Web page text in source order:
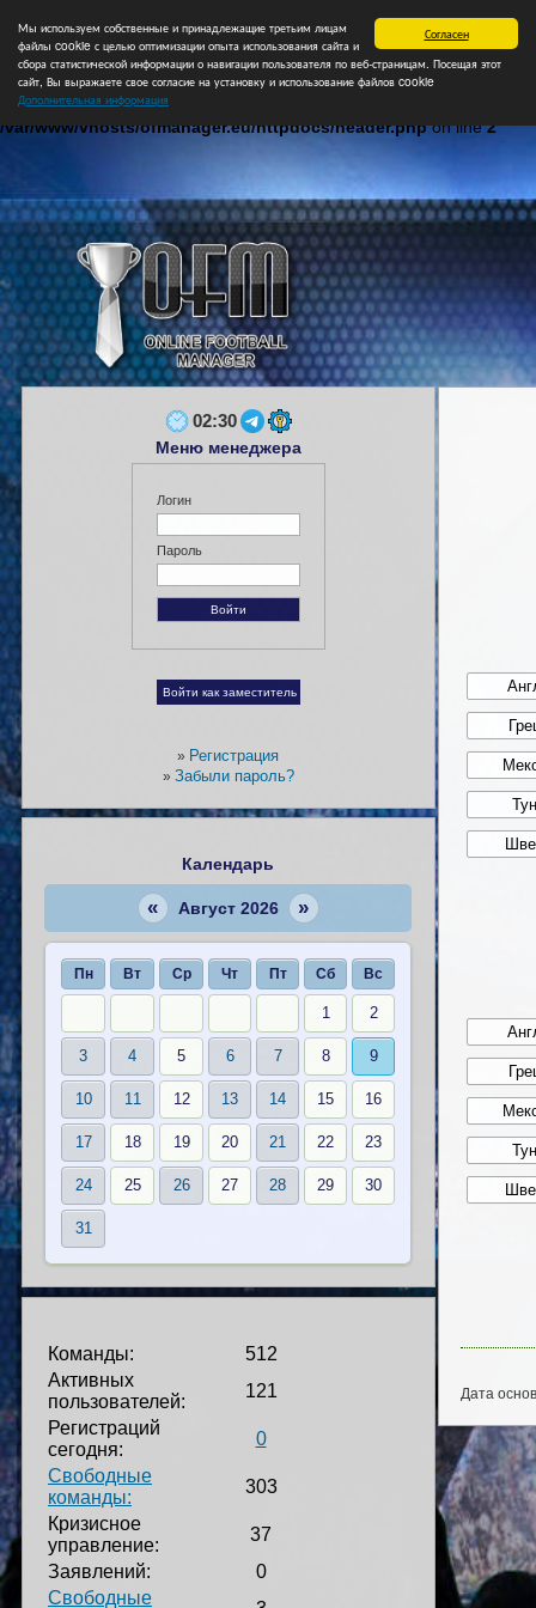
Согласен
Мы используем собственные и принадлежащие третьим лицам
файлы cookie с целью оптимизации опыта использования сайта и
сбора статистической информации о навигации пользователя по веб-страницам. Посещая этот
сайт, Вы выражаете свое согласие на установку и использование файлов cookie
Дополнительная информация
Notice: Undefined index: login in
/var/www/vhosts/ofmanager.eu/httpdocs/header.phpon line2
Главная Форум Турниры Сборные НФ Свободные
Дата
02:30
Меню менеджера
Логин
Пароль
» Регистрация
» Забыли пароль?
Календарь
« Август 2026 »
Пн Вт Ср Чт Пт Сб Вс
1 2
3 4 5 6 7 8 9
10 11 12 13 14 15 16
17 18 19 20 21 22 23
24 25 26 27 28 29 30
31
Команды:
512
Активных
пользователей:
121
Регистраций
сегодня:
0
Свободные
команды:
303
Кризисное
управление:
37
Заявлений:
0
Свободные